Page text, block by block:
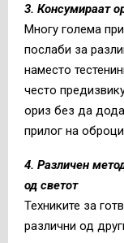
3. Консумираат
Многу голема
послаби за
наместо
често
ориз без да
прилог на
4. Различен
од светот
Техниките за
различни од